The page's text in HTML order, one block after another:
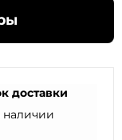
доставки
наличии